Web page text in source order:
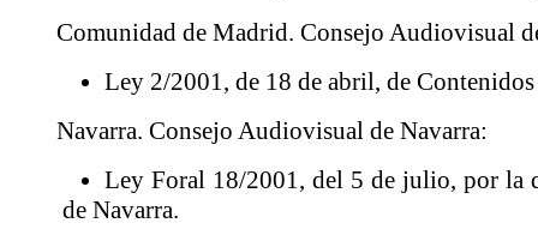
Comunidad de Madrid. Consejo Audiovisual
Ley 2/2001, de 18 de abril, de
Navarra. Consejo Audiovisual de Navarra:
Ley Foral 18/2001, del 5 de julio, por la
de Navarra.